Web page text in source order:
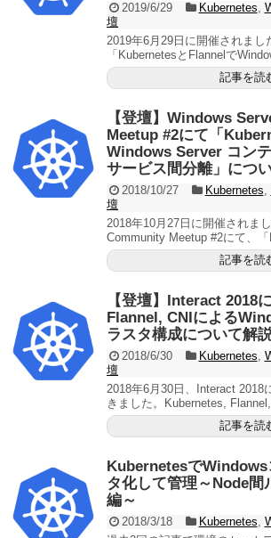
2019/6/29 Kubernetes,
壇
2019年6月29日に開催されまし
「KubernetesとFlannelで
記事を読
【登壇】Windows
Meetup #2にて「
Windows Server コン
サービス間分離」につ
2018/10/27 Kubernetes,
壇
2018年10月27日に開催されま
Community Meetup #2にて、
記事を読
【登壇】Interact 2018
Flannel, CNIによる
ラスタ構成について解
2018/6/30 Kubernetes,
壇
2018年6月30日、Interact 2018
きました。Kubernetes,
記事を読
KubernetesでWindows
タ化して管理～Node間
編～
2018/3/18 Kubernetes,